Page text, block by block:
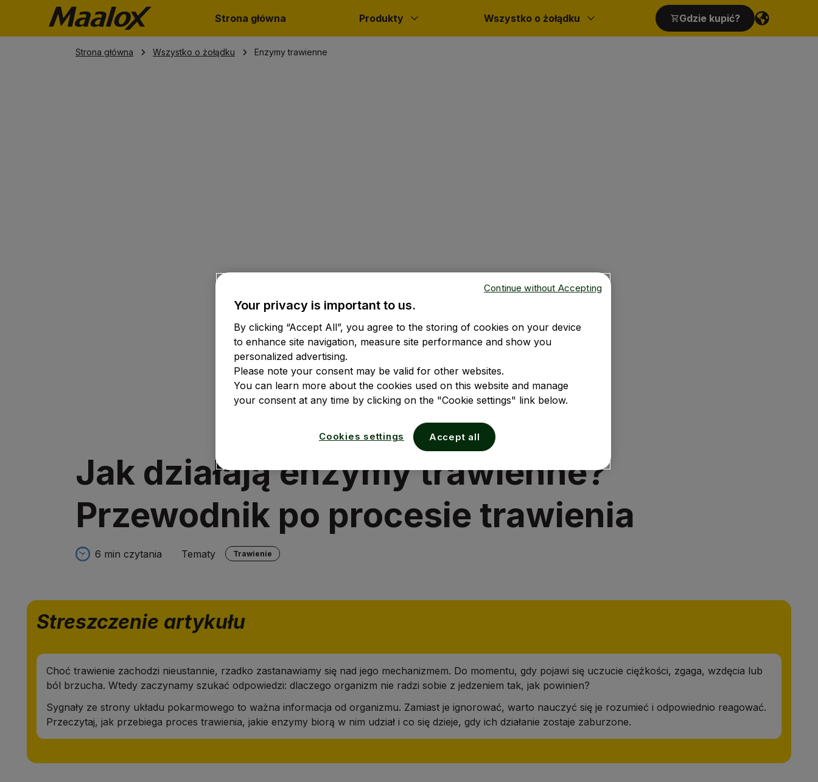
Strona główna Produkty Wszystko o żołądku Gdzie kupić?
Strona główna Wszystko o żołądku Enzymy trawienne
Jak działają enzymy trawienne?
Przewodnik po procesie trawienia
6 min czytania Tematy Trawienie
Streszczenie artykułu
Choć trawienie zachodzi nieustannie, rzadko zastanawiamy się nad jego mechanizmem. Do momentu, gdy pojawi się uczucie ciężkości, zgaga, wzdęcia lub
ból brzucha. Wtedy zaczynamy szukać odpowiedzi: dlaczego organizm nie radzi sobie z jedzeniem tak, jak powinien?
Sygnały ze strony układu pokarmowego to ważna informacja od organizmu. Zamiast je ignorować, warto nauczyć się je rozumieć i odpowiednio reagować.
Przeczytaj, jak przebiega proces trawienia, jakie enzymy biorą w nim udział i co się dzieje, gdy ich działanie zostaje zaburzone.
Your privacy is important to us.
By clicking “Accept All”, you agree to the storing of cookies on your device
to enhance site navigation, measure site performance and show you
personalized advertising.
Please note your consent may be valid for other websites.
You can learn more about the cookies used on this website and manage
your consent at any time by clicking on the "Cookie settings" link below.
Cookies settings Accept all
Continue without Accepting